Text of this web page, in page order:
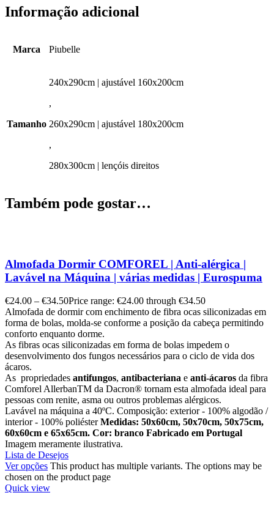
Informação adicional
Marca Piubelle
Tamanho
240x290cm | ajustável 160x200cm
,
260x290cm | ajustável 180x200cm
,
280x300cm | lençóis direitos
Também pode gostar…
Almofada Dormir COMFOREL | Anti-alérgica |
Lavável na Máquina | várias medidas | Eurospuma
€24.00 – €34.50Price range: €24.00 through €34.50
Almofada de dormir com enchimento de fibra ocas siliconizadas em
forma de bolas, molda-se conforme a posição da cabeça permitindo
conforto enquanto dorme.
As fibras ocas siliconizadas em forma de bolas impedem o
desenvolvimento dos fungos necessários para o ciclo de vida dos
ácaros.
As propriedades antifungos, antibacteriana e anti-ácaros da fibra
Comforel AllerbanTM da Dacron® tornam esta almofada ideal para
pessoas com renite, asma ou outros problemas alérgicos.
Lavável na máquina a 40ºC. Composição: exterior - 100% algodão /
interior - 100% poliésterMedidas: 50x60cm, 50x70cm, 50x75cm,
60x60cm e 65x65cm. Cor: branco Fabricado em Portugal
Imagem meramente ilustrativa.
Lista de Desejos
Ver opções This product has multiple variants. The options may be
chosen on the product page
Quick view